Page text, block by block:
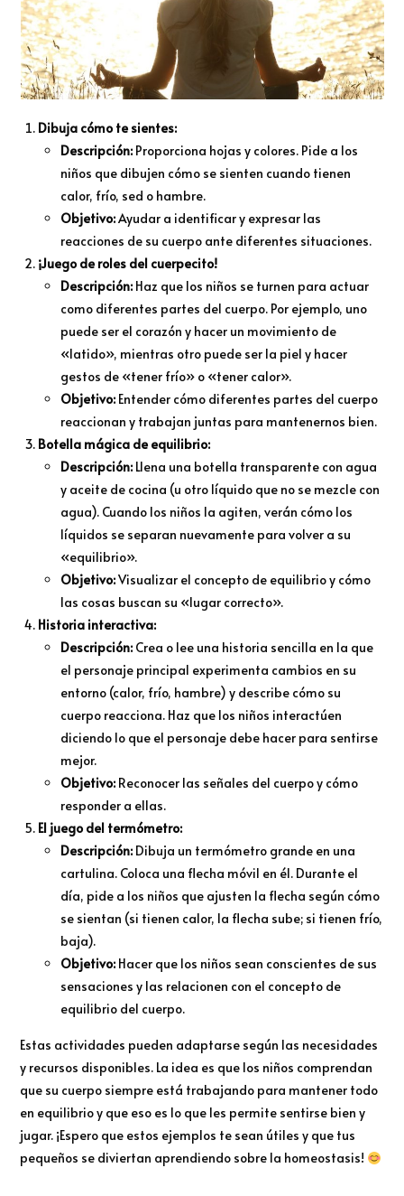
Dibuja cómo te sientes:
Descripción: Proporciona hojas y colores. Pide a los
niños que dibujen cómo se sienten cuando tienen
calor, frío, sed o hambre.
Objetivo:Ayudar a identificar y expresar las
reacciones de su cuerpo ante diferentes situaciones.
¡Juego de roles del cuerpecito!
Descripción: Haz que los niños se turnen para actuar
como diferentes partes del cuerpo. Por ejemplo, uno
puede ser el corazón y hacer un movimiento de
«latido», mientras otro puede ser la piel y hacer
gestos de «tener frío» o «tener calor».
Objetivo: Entender cómo diferentes partes del cuerpo
reaccionan y trabajan juntas para mantenernos bien.
Botella mágica de equilibrio:
Descripción: Llena una botella transparente con agua
y aceite de cocina (u otro líquido que no se mezcle con
agua). Cuando los niños la agiten, verán cómo los
líquidos se separan nuevamente para volver a su
«equilibrio».
Objetivo:Visualizar el concepto de equilibrio y cómo
las cosas buscan su «lugar correcto».
Historia interactiva:
Descripción: Crea o lee una historia sencilla en la que
el personaje principal experimenta cambios en su
entorno (calor, frío, hambre) y describe cómo su
cuerpo reacciona. Haz que los niños interactúen
diciendo lo que el personaje debe hacer para sentirse
mejor.
Objetivo: Reconocer las señales del cuerpo y cómo
responder a ellas.
El juego del termómetro:
Descripción: Dibuja un termómetro grande en una
cartulina. Coloca una flecha móvil en él. Durante el
día, pide a los niños que ajusten la flecha según cómo
se sientan (si tienen calor, la flecha sube; si tienen frío,
baja).
Objetivo: Hacer que los niños sean conscientes de sus
sensaciones y las relacionen con el concepto de
equilibrio del cuerpo.
Estas actividades pueden adaptarse según las necesidades
y recursos disponibles. La idea es que los niños comprendan
que su cuerpo siempre está trabajando para mantener todo
en equilibrio y que eso es lo que les permite sentirse bien y
jugar. ¡Espero que estos ejemplos te sean útiles y que tus
pequeños se diviertan aprendiendo sobre la homeostasis!